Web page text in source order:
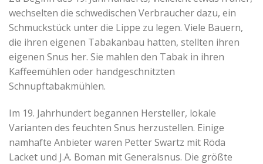
wechselten die schwedischen Verbraucher dazu, ein
Schmuckstück unter die Lippe zu legen. Viele Bauern,
die ihren eigenen Tabakanbau hatten, stellten ihren
eigenen Snus her. Sie mahlen den Tabak in ihren
Kaffeemühlen oder handgeschnitzten
Schnupftabakmühlen.
Im 19. Jahrhundert begannen Hersteller, lokale
Varianten des feuchten Snus herzustellen. Einige
namhafte Anbieter waren Petter Swartz mit Röda
Lacket und J.A. Boman mit Generalsnus. Die größte